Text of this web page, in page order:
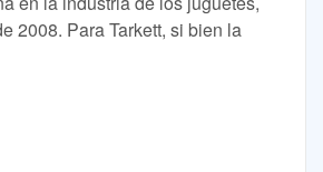
2008. Para Tarkett, si bien la